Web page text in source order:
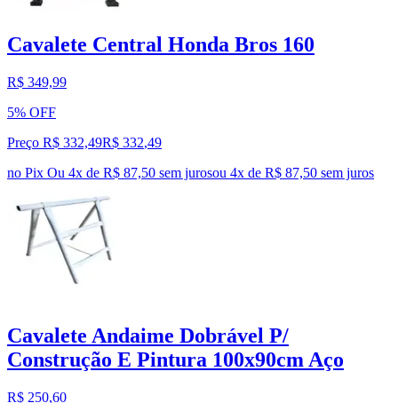
Cavalete Central Honda Bros 160
R$ 349,99
5% OFF
Preço R$ 332,49R$ 332,49
no Pix Ou 4x de R$ 87,50 sem jurosou 4x de R$ 87,50 sem juros
Cavalete Andaime Dobrável P/
Construção E Pintura 100x90cm Aço
R$ 250,60